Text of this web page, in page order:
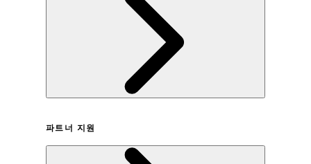
개인정보취급방침
파트너 지원